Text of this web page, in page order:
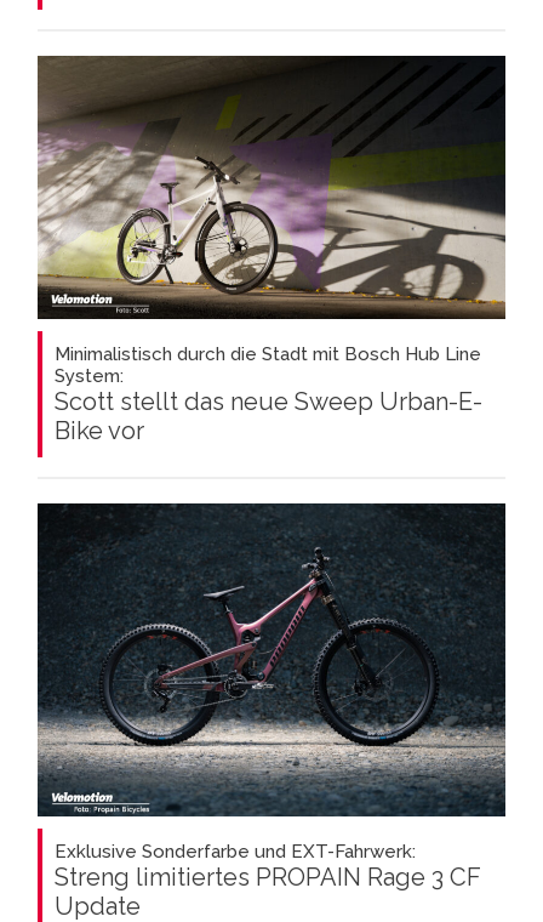
Minimalistisch durch die Stadt mit Bosch Hub Line
System:
Scott stellt das neue Sweep Urban-E-
Bike vor
Exklusive Sonderfarbe und EXT-Fahrwerk:
Streng limitiertes PROPAIN Rage 3 CF
Update